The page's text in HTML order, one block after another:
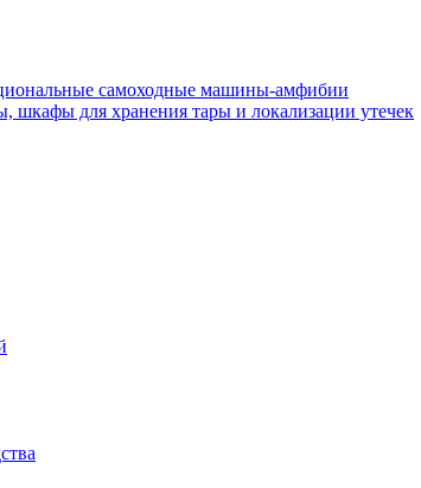
самоходные машины-амфибии
шкафы для хранения тары и локализации утечек